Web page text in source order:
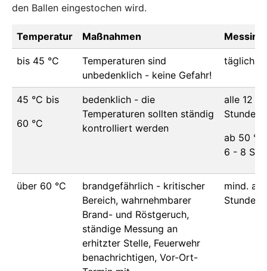
den Ballen eingestochen wird.
Temperatur Maßnahmen
bis 45 °C
Temperaturen sind
unbedenklich - keine Gefahr!
täglich
45 °C bis
60 °C
bedenklich - die
Temperaturen sollten ständig
kontrolliert werden
alle 12
Stunden
ab 50 °C
6 - 8
über 60 °C
brandgefährlich - kritischer
Bereich, wahrnehmbarer
Brand- und Röstgeruch,
ständige Messung an
erhitzter Stelle, Feuerwehr
benachrichtigen, Vor-Ort-
mind.
Stunden